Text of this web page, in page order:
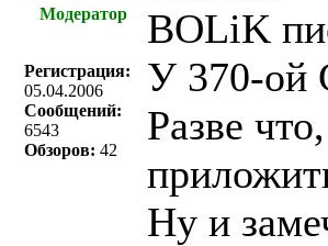
Модератор
Регистрация:
05.04.2006
Сообщений:
6543
Обзоров: 42
BOLiK
У 370-ой
Разве
Ну и